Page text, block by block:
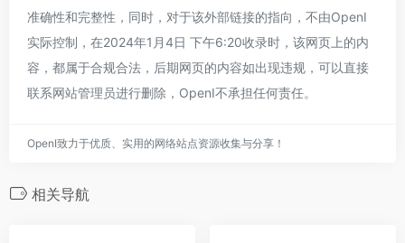
准确性和完整性，同时，对于该外部链接的指向，不由OpenI
实际控制，在2024年1月4日 下午6:20收录时，该网页上的内
容，都属于合规合法，后期网页的内容如出现违规，可以直接
联系网站管理员进行删除，OpenI不承担任何责任。
OpenI致力于优质、实用的网络站点资源收集与分享！
相关导航